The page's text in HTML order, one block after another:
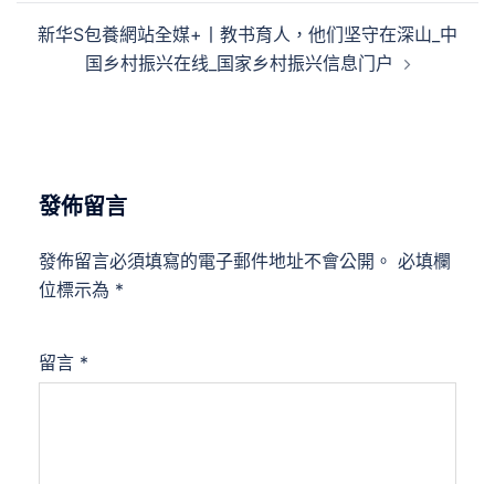
覽
新华S包養網站全媒+丨教书育人，他们坚守在深山_中
国乡村振兴在线_国家乡村振兴信息门户
發佈留言
發佈留言必須填寫的電子郵件地址不會公開。 必填欄
位標示為 *
留言 *